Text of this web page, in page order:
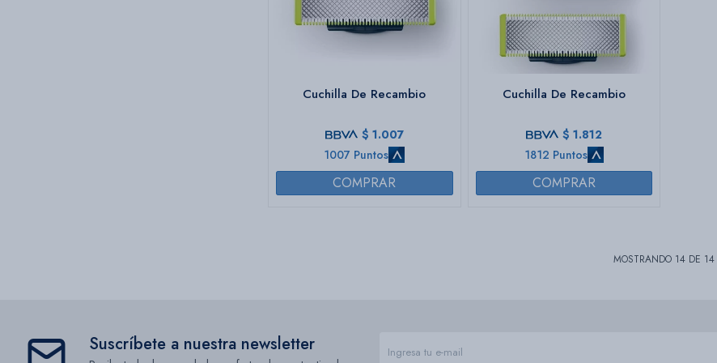
Cuchilla De Recambio
$ 1.007
1007 Puntos
Cuchilla De Recambio
$ 1.812
1812 Puntos
MOSTRANDO 14DE 14
Suscríbete a nuestra newsletter